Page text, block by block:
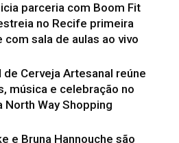
parceria com Boom Fit
no Recife primeira
com sala de aulas ao vivo
de Cerveja Artesanal reúne
música e celebração no
North Way Shopping
e Bruna Hannouche são